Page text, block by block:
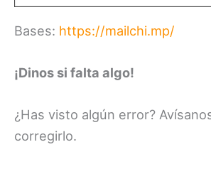
Bases: https://mailchi.mp/
¡Dinos si falta algo!
¿Has visto algún error?
corregirlo.